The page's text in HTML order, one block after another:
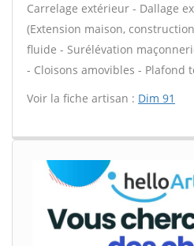
Carrelage extérieur - Dallage
(Extension maison,
fluide - Surélévation
- Cloisons amovibles - Plafond
Voir la fiche artisan : Dim 91